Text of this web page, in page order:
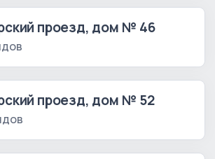
проезд, дом № 46
проезд, дом № 52